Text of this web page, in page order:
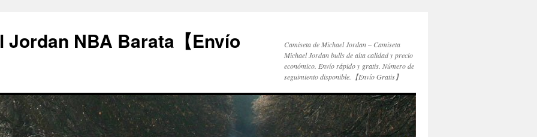
Jordan NBA Barata【Envío
Camiseta de Michael Jordan – Camiseta
Michael Jordan bulls de alta calidad y precio
económico. Envío rápido y gratis. Número de
seguimiento disponible.【Envío Gratis】